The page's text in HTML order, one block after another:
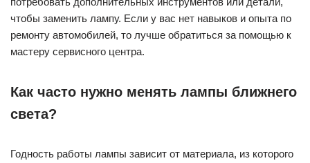
чтобы заменить лампу. Если у вас нет навыков и опыта по
ремонту автомобилей, то лучше обратиться за помощью к
мастеру сервисного центра.
Как часто нужно менять лампы ближнего
света?
Годность работы лампы зависит от материала, из которого